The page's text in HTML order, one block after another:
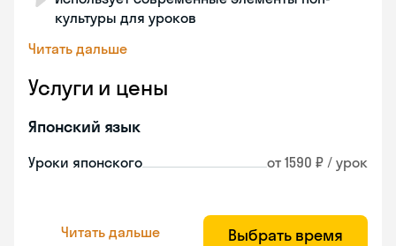
культуры для уроков
Читать дальше
Услуги и цены
Японский язык
Уроки японского от 1590 ₽ / урок
Читать дальше Выбрать время